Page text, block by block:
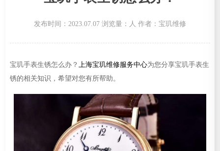
发布时间：2023.07.07 浏览量： 人 作者：宝玑维修
宝玑手表生锈怎么办？ 上海宝玑维修服务中心为您分享宝玑手表生
锈的相关知识，希望对您有所帮助。